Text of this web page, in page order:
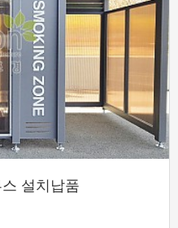
설치납품